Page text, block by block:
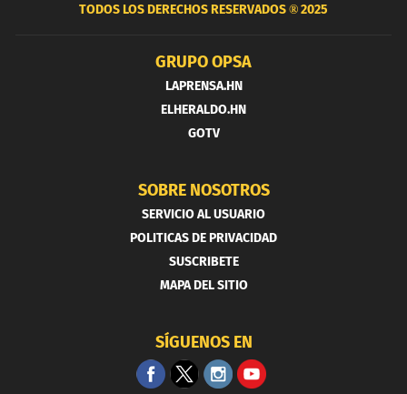
TODOS LOS DERECHOS RESERVADOS ®2025
GRUPO OPSA
LAPRENSA.HN
ELHERALDO.HN
GOTV
SOBRE NOSOTROS
SERVICIO AL USUARIO
POLITICAS DE PRIVACIDAD
SUSCRIBETE
MAPA DEL SITIO
SÍGUENOS EN